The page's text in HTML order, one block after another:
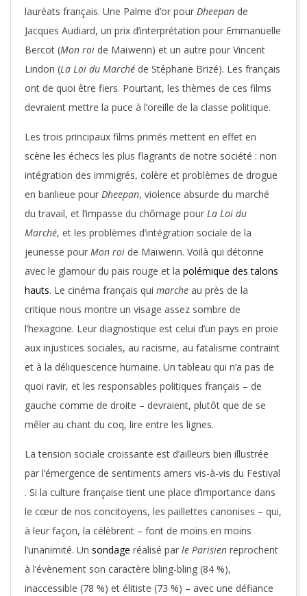
lauréats français. Une Palme d’or pour Dheepan de
Jacques Audiard, un prix d’interprétation pour Emmanuelle
Bercot (Mon roi de Maïwenn) et un autre pour Vincent
Lindon (La Loi du Marché de Stéphane Brizé). Les français
ont de quoi être fiers. Pourtant, les thèmes de ces films
devraient mettre la puce à l’oreille de la classe politique.
Les trois principaux films primés mettent en effet en
scène les échecs les plus flagrants de notre société : non
intégration des immigrés, colère et problèmes de drogue
en banlieue pour Dheepan, violence absurde du marché
du travail, et l’impasse du chômage pour La Loi du
Marché, et les problèmes d’intégration sociale de la
jeunesse pour Mon roi de Maïwenn. Voilà qui détonne
avec le glamour du pais rouge et la polémique des talons
hauts. Le cinéma français qui marche au près de la
critique nous montre un visage assez sombre de
l’hexagone. Leur diagnostique est celui d’un pays en proie
aux injustices sociales, au racisme, au fatalisme contraint
et à la déliquescence humaine. Un tableau qui n’a pas de
quoi ravir, et les responsables politiques français – de
gauche comme de droite – devraient, plutôt que de se
mêler au chant du coq, lire entre les lignes.
La tension sociale croissante est d’ailleurs bien illustrée
par l’émergence de sentiments amers vis-à-vis du Festival
. Si la culture française tient une place d’importance dans
le cœur de nos concitoyens, les paillettes canonises – qui,
à leur façon, la célèbrent – font de moins en moins
l’unanimité. Un sondage réalisé par le Parisien reprochent
à l’évènement son caractère bling-bling (84 %),
inaccessible (78 %) et élitiste (73 %) – avec une défiance